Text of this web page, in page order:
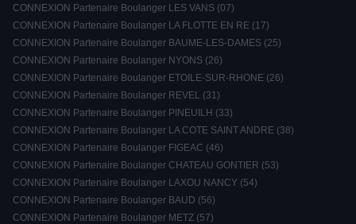
CONNEXION Partenaire Boulanger LES VANS (07)
CONNEXION Partenaire Boulanger LA FLOTTE EN RE (17)
CONNEXION Partenaire Boulanger BAUME-LES-DAMES (25)
CONNEXION Partenaire Boulanger NYONS (26)
CONNEXION Partenaire Boulanger ETOILE-SUR-RHONE (26)
CONNEXION Partenaire Boulanger REVEL (31)
CONNEXION Partenaire Boulanger PINEUILH (33)
CONNEXION Partenaire Boulanger LA COTE SAINT ANDRE (38)
CONNEXION Partenaire Boulanger FIGEAC (46)
CONNEXION Partenaire Boulanger CHATEAU GONTIER (53)
CONNEXION Partenaire Boulanger LAXOU NANCY (54)
CONNEXION Partenaire Boulanger BAUD (56)
CONNEXION Partenaire Boulanger METZ (57)